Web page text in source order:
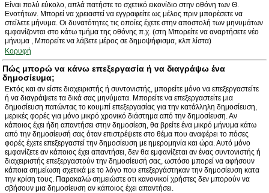
Είναι πολύ εύκολο, απλά πατήστε το σχετικό εικονίδιο στην οθόνη των Θ.
Ενοτήτων. Μπορεί να χρειαστεί να εγγραφείτε ως μέλος πριν μπορέσετε να
στείλετε μήνυμα. Οι δυνατότητες τις οποίες έχετε στην αποστολή των μηνυμάτων
εμφανίζονται στο κάτω τμήμα της οθόνης π.χ. (στη Μπορείτε να αναρτήσετε νέο
μήνυμα , Μπορείτε να λάβετε μέρος σε δημοψήφισμα, κλπ λίστα)
Κορυφή
Πώς μπορώ να κάνω επεξεργασία ή να διαγράψω ένα
δημοσίευμα;
Εκτός και αν είστε διαχειριστής ή συντονιστής, μπορείτε μόνο να επεξεργαστείτε
ή να διαγράψετε τα δικά σας μηνύματα. Μπορείτε να επεξεργαστείτε μια
δημοσίευση πατώντας το κουμπί επεξεργασίας για την κατάλληλη δημοσίευση,
μερικές φορές για μόνο μικρό χρονικό διάστημα από την δημοσίευση. Αν
κάποιος έχει ήδη απαντήσει στην δημοσίεση, θα βρείτε ένα μικρό μήνυμα κάτω
από την δημοσίευσή σας όταν επιστρέψετε στο θέμα που αναφέρει το πόσες
φορές έχετε επεξεργαστεί την δημοσίευση με ημερομηνία και ώρα. Αυτό μόνο
εμφανίζετε αν κάποιος έχει απαντήσει, δεν θα εμφανίζεται αν ένας συντονιστής ή
διαχειριστής επεξεργαστούν την δημοσίευσή σας, ωστόσο μπορεί να αφήσουν
κάποια σημείωση σχετικά με το λόγο που επεξεργάστηκαν την δημοσίευση κατα
την κρίση τους. Παρακαλώ σημειώστε οτι κανονικοί χρήστες δεν μπορούν να
σβήσουν μια δημοσίευση αν κάποιος έχει απαντήσει.